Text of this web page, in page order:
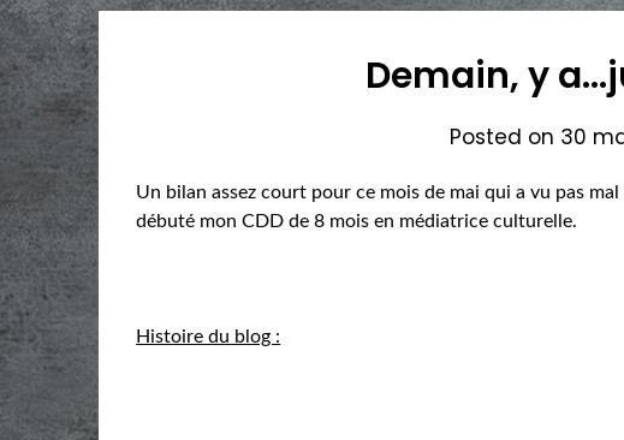
Demain, y
Posted on 30
Un bilan assez court pour ce mois de mai qui a vu pas
débuté mon CDD de 8 mois en médiatrice culturelle.
Histoire du blog :